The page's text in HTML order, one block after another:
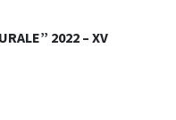
2022 – XV